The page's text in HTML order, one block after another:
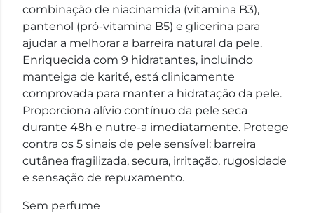
combinação de niacinamida (vitamina B3),
pantenol (pró-vitamina B5) e glicerina para
ajudar a melhorar a barreira natural da pele.
Enriquecida com 9 hidratantes, incluindo
manteiga de karité, está clinicamente
comprovada para manter a hidratação da pele.
Proporciona alívio contínuo da pele seca
durante 48h e nutre-a imediatamente. Protege
contra os 5 sinais de pele sensível: barreira
cutânea fragilizada, secura, irritação, rugosidade
e sensação de repuxamento.
Sem perfume